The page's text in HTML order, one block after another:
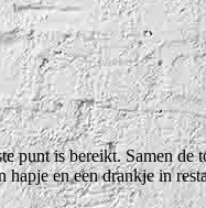
is bereikt. Samen de
en een drankje in